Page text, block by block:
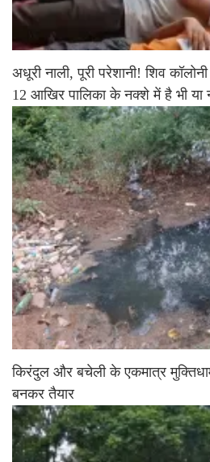
अधूरी नाली, पूरी परेशानी! शिव
12 आखिर पालिका के नक्शे में है भी या
किरंदुल और बचेली के एकमात्र
बनकर तैयार